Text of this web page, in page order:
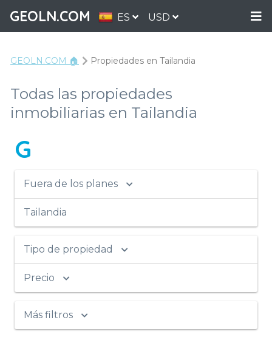
GEOLN.COM ES USD
GEOLN.COM 🏠 Propiedades en Tailandia
Todas las propiedades
inmobiliarias en Tailandia
G
Fuera de los planes
Tailandia
Tipo de propiedad
Precio
Más filtros